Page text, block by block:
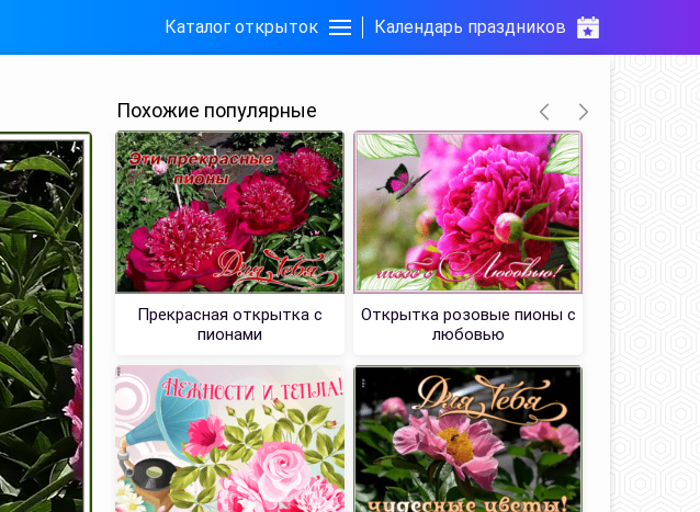
Каталог открыток Календарь праздников
Похожие популярные
Прекрасная открытка с
пионами
Открытка розовые пионы с
любовью